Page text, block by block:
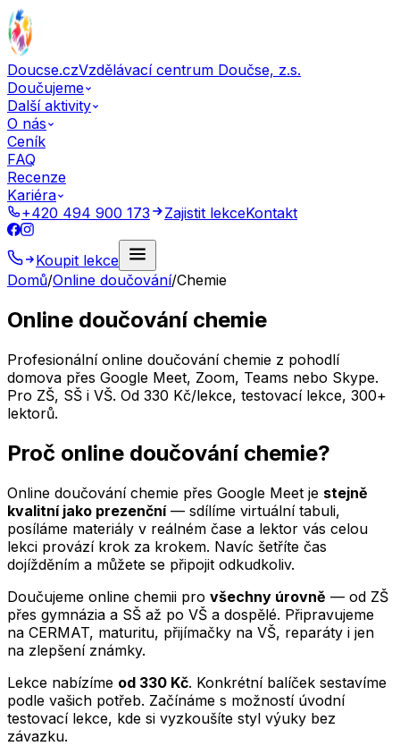
Doucse.czVzdělávací centrum Doučse, z.s.
Doučujeme
Další aktivity
O nás
Ceník
FAQ
Recenze
Kariéra
+420 494 900 173
Zajistit lekceKontakt
Koupit lekce
Domů/Online doučování/Chemie
Online doučování chemie
Profesionální online doučování chemie z pohodlí
domova přes Google Meet, Zoom, Teams nebo Skype.
Pro ZŠ, SŠ i VŠ. Od 330 Kč/lekce, testovací lekce, 300+
lektorů.
Proč online doučování chemie?
Online doučování chemie přes Google Meet je stejně
kvalitní jako prezenční— sdílíme virtuální tabuli,
posíláme materiály v reálném čase a lektor vás celou
lekci provází krok za krokem. Navíc šetříte čas
dojížděním a můžete se připojit odkudkoliv.
Doučujeme online chemii pro všechny úrovně — od ZŠ
přes gymnázia a SŠ až po VŠ a dospělé. Připravujeme
na CERMAT, maturitu, přijímačky na VŠ, reparáty i jen
na zlepšení známky.
Lekce nabízíme od 330 Kč. Konkrétní balíček sestavíme
podle vašich potřeb. Začínáme s možností úvodní
testovací lekce, kde si vyzkoušíte styl výuky bez
závazku.